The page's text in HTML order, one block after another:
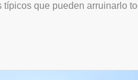
que pueden arruinarlo